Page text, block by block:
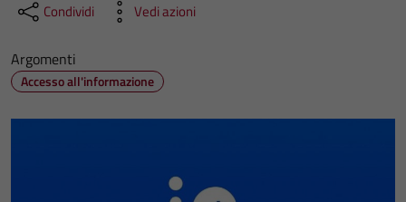
Condividi Vedi azioni
Argomenti
Accesso all'informazione